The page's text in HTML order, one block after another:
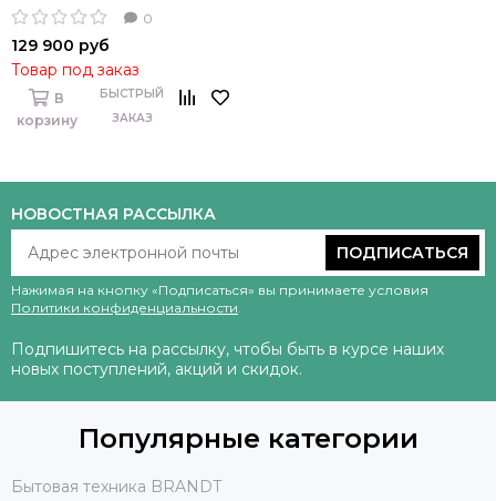
0
129 900 руб
Товар под заказ
В
корзину
БЫСТРЫЙ
ЗАКАЗ
НОВОСТНАЯ РАССЫЛКА
ПОДПИСАТЬСЯ
Нажимая на кнопку «Подписаться» вы принимаете условия
Политики конфиденциальности
Подпишитесь на рассылку, чтобы быть в курсе наших
новых поступлений, акций и скидок.
Популярные категории
Бытовая техника BRANDT